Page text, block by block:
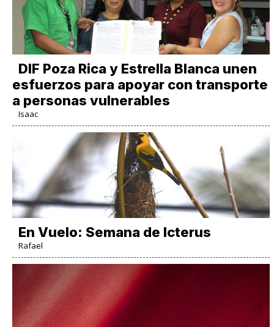
DIF Poza Rica y Estrella Blanca unen
esfuerzos para apoyar con transporte
a personas vulnerables
Isaac
En Vuelo: Semana de Icterus
Rafael